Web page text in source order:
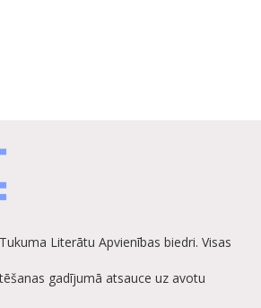
Literātu Apvienības biedri. Visas
gadījumā atsauce uz avotu